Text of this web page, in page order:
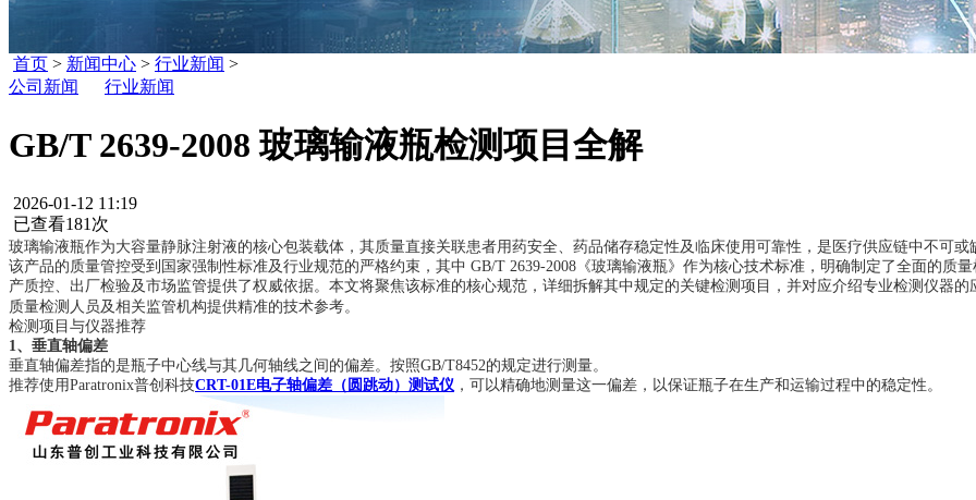
首页 > 新闻中心 > 行业新闻 >
公司新闻
行业新闻
GB/T 2639-2008 玻璃输液瓶检测项目全解
2026-01-12 11:19
已查看181次
玻璃输液瓶作为大容量静脉注射液的核心包装载体，其质量直接关联患者用药安全、药品储存稳定性及临床使用可靠性，是医疗供应链中不可或
该产品的质量管控受到国家强制性标准及行业规范的严格约束，其中 GB/T 2639-2008《玻璃输液瓶》作为核心技术标准，明确制定了全面的质
产质控、出厂检验及市场监管提供了权威依据。本文将聚焦该标准的核心规范，详细拆解其中规定的关键检测项目，并对应介绍专业检测仪器的
质量检测人员及相关监管机构提供精准的技术参考。
检测项目与仪器推荐
1、垂直轴偏差
垂直轴偏差指的是瓶子中心线与其几何轴线之间的偏差。按照GB/T8452的规定进行测量。
推荐使用Paratronix普创科技CRT-01E电子轴偏差（圆跳动）测试仪 ，可以精确地测量这一偏差，以保证瓶子在生产和运输过程中的稳定性。